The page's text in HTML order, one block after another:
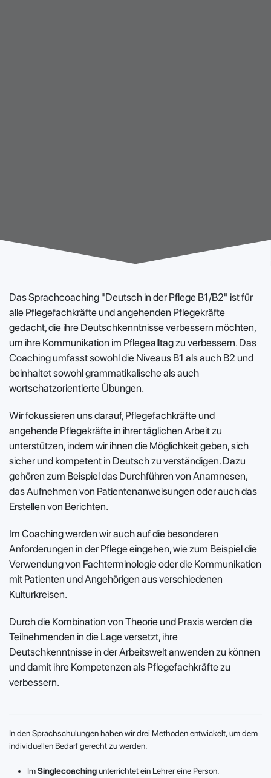
Das Sprachcoaching "Deutsch in der Pflege B1/B2" ist für
alle Pflegefachkräfte und angehenden Pflegekräfte
gedacht, die ihre Deutschkenntnisse verbessern möchten,
um ihre Kommunikation im Pflegealltag zu verbessern. Das
Coaching umfasst sowohl die Niveaus B1 als auch B2 und
beinhaltet sowohl grammatikalische als auch
wortschatzorientierte Übungen.
Wir fokussieren uns darauf, Pflegefachkräfte und
angehende Pflegekräfte in ihrer täglichen Arbeit zu
unterstützen, indem wir ihnen die Möglichkeit geben, sich
sicher und kompetent in Deutsch zu verständigen. Dazu
gehören zum Beispiel das Durchführen von Anamnesen,
das Aufnehmen von Patientenanweisungen oder auch das
Erstellen von Berichten.
Im Coaching werden wir auch auf die besonderen
Anforderungen in der Pflege eingehen, wie zum Beispiel die
Verwendung von Fachterminologie oder die Kommunikation
mit Patienten und Angehörigen aus verschiedenen
Kulturkreisen.
Durch die Kombination von Theorie und Praxis werden die
Teilnehmenden in die Lage versetzt, ihre
Deutschkenntnisse in der Arbeitswelt anwenden zu können
und damit ihre Kompetenzen als Pflegefachkräfte zu
verbessern.
In den Sprachschulungen haben wir drei Methoden entwickelt, um dem
individuellen Bedarf gerecht zu werden.
ImSinglecoachingunterrichtet ein Lehrer eine Person.